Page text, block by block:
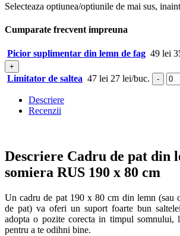
Selecteaza optiunea/optiunile de mai sus,
Cumparate frecvent impreuna
Picior suplimentar din lemn de fag 49 lei
+
Limitator de saltea 47 lei 27 lei/buc. -
Descriere
Recenzii
Descriere Cadru de pat din
somiera RUS 190 x 80 cm
Un cadru de pat 190 x 80 cm din lemn (sau
de pat) va oferi un suport foarte bun
adopta o pozite corecta in timpul somnului,
pentru a te odihni bine.